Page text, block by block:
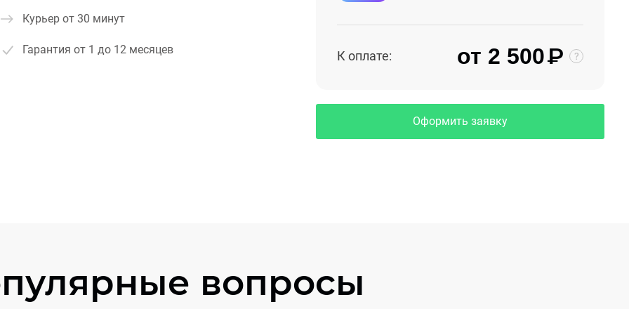
Курьер от 30 минут
Гарантияот 1 до 12 месяцев К оплате: от 2 500₽
Оформить заявку
вопросы